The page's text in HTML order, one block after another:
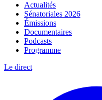
Actualités
Sénatoriales 2026
Émissions
Documentaires
Podcasts
Programme
Le direct